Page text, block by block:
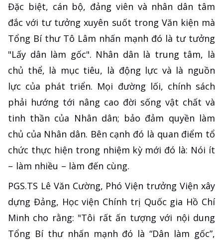
Đặc biệt, cán bộ, đảng viên và nhân dân tâm
đắc với tư tưởng xuyên suốt trong Văn kiện mà
Tổng Bí thư Tô Lâm nhấn mạnh đó là tư tưởng
"Lấy dân làm gốc". Nhân dân là trung tâm, là
chủ thể, là mục tiêu, là động lực và là nguồn
lực của phát triển. Mọi đường lối, chính sách
phải hướng tới nâng cao đời sống vật chất và
tinh thần của Nhân dân; bảo đảm quyền làm
chủ của Nhân dân. Bên cạnh đó là quan điểm tổ
chức thực hiện trong nhiệm kỳ mới đó là: Nói ít
– làm nhiều – làm đến cùng.
PGS.TS Lê Văn Cường, Phó Viện trưởng Viện xây
dựng Đảng, Học viện Chính trị Quốc gia Hồ Chí
Minh cho rằng: "Tôi rất ấn tượng với nội dung
Tổng Bí thư nhấn mạnh đó là “Dân làm gốc”,